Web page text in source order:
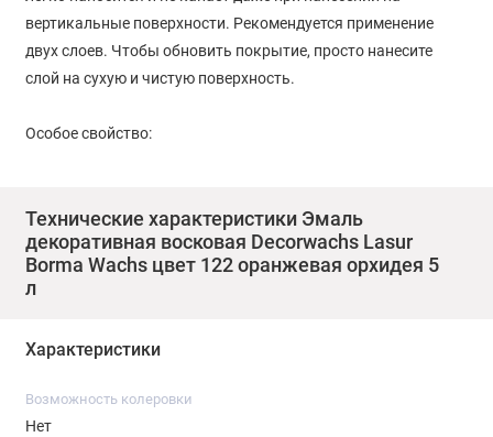
вертикальные поверхности. Рекомендуется применение
двух слоев. Чтобы обновить покрытие, просто нанесите
слой на сухую и чистую поверхность.
Особое свойство:
УФ-фильтрам защищает древесину от насекомых-
вредителей и негативного воздействия окружающей среды.
Время высыхания:
От пыли: 6 часов, на отлип: 8 часов.
Количество слоев: 2.
Технические характеристики Эмаль
декоративная восковая Decorwachs Lasur
Borma Wachs цвет 122 оранжевая орхидея 5
л
Характеристики
Возможность колеровки
Нет